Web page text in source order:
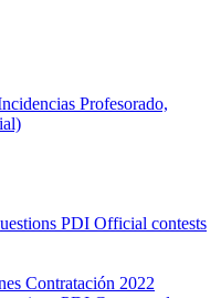
Profesorado,
PDI Official contests
Contratación 2022